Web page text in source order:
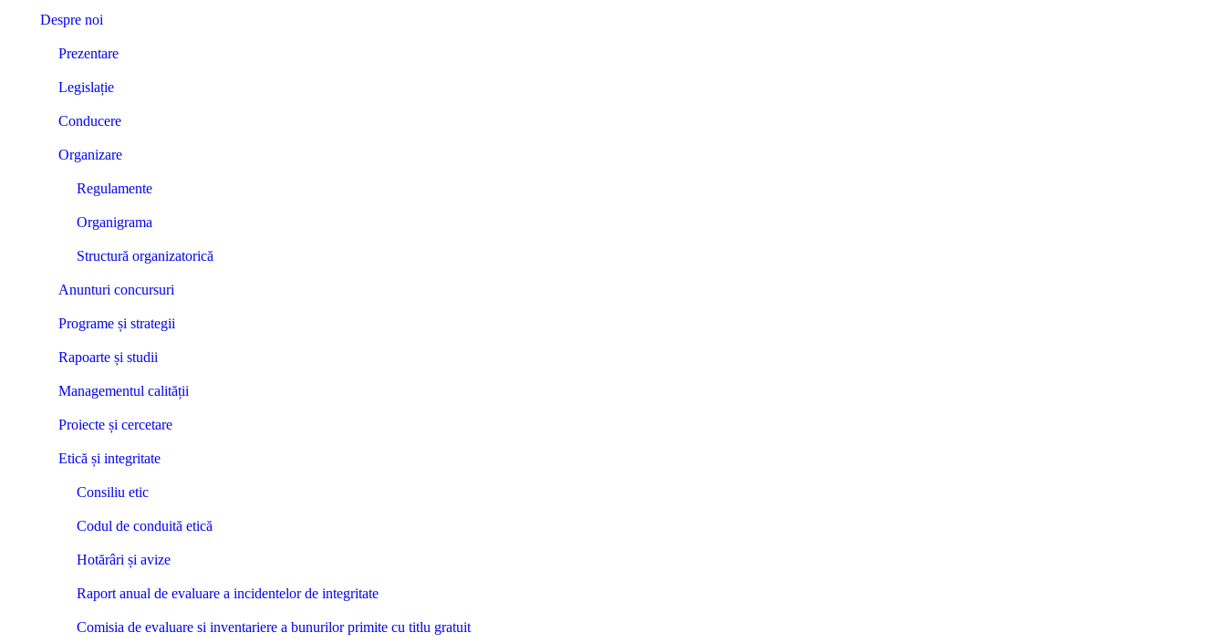
Despre noi
Prezentare
Legislație
Conducere
Organizare
Regulamente
Organigrama
Structură organizatorică
Anunturi concursuri
Programe și strategii
Rapoarte și studii
Managementul calității
Proiecte și cercetare
Etică și integritate
Consiliu etic
Codul de conduită etică
Hotărâri și avize
Raport anual de evaluare a incidentelor de integritate
Comisia de evaluare si inventariere a bunurilor primite cu titlu gratuit